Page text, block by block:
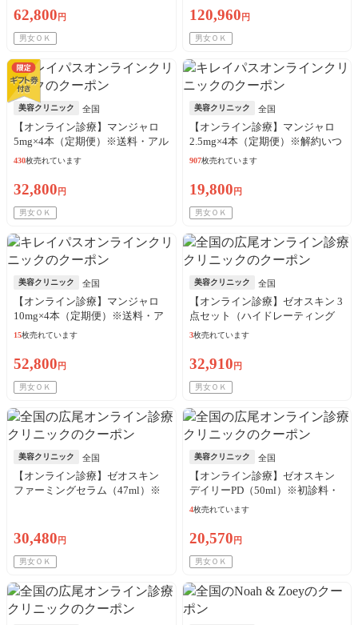
62,800 円
男女ＯＫ
120,960 円
男女ＯＫ
美容クリニック 全国
【オンライン診療】マンジャロ
5mg×4本（定期便）※送料・アル
コール綿・診察料込
430枚売れています
32,800 円
男女ＯＫ
美容クリニック 全国
【オンライン診療】マンジャロ
2.5mg×4本（定期便）※解約いつ
でも可能！
907枚売れています
19,800 円
男女ＯＫ
美容クリニック 全国
【オンライン診療】マンジャロ
10mg×4本（定期便）※送料・ア
ルコール綿・診察料込
15枚売れています
52,800 円
男女ＯＫ
美容クリニック 全国
【オンライン診療】ゼオスキン 3
点セット（ハイドレーティング
クレンザー＋バランサートナー
込
3枚売れています
32,910 円
男女ＯＫ
美容クリニック 全国
【オンライン診療】ゼオスキン
ファーミングセラム（47ml）※
30,480 円
男女ＯＫ
美容クリニック 全国
【オンライン診療】ゼオスキン
デイリーPD（50ml）※初診料・
送料込
4枚売れています
20,570 円
男女ＯＫ